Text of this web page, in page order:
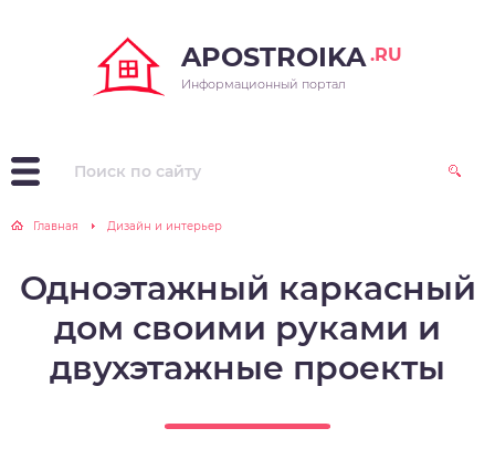
APOSTROIKA .RU
Информационный портал
Главная Дизайн и интерьер
Одноэтажный каркасный
дом своими руками и
двухэтажные проекты